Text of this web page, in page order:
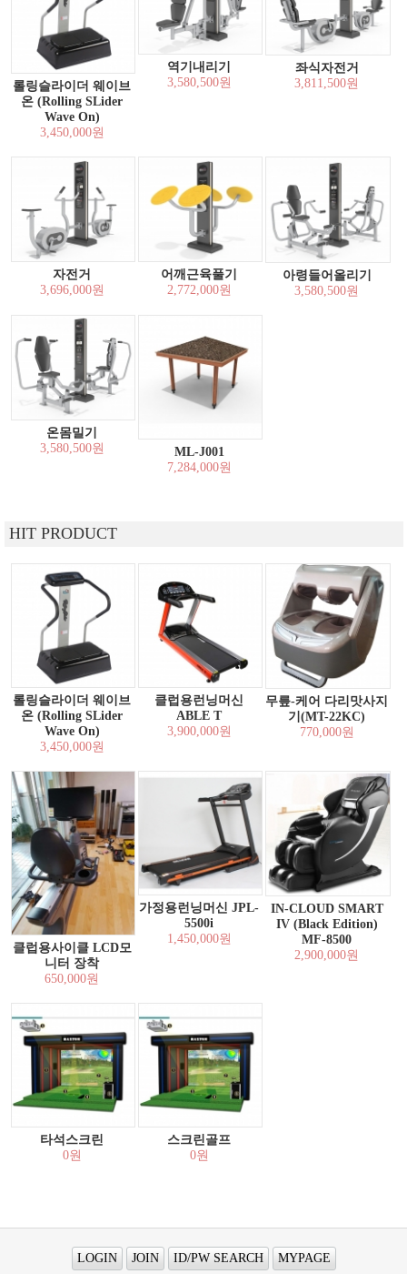
롤링슬라이더 웨이브
온 (Rolling SLider
Wave On)
3,450,000원
역기내리기
3,580,500원
좌식자전거
3,811,500원
자전거
3,696,000원
어깨근육풀기
2,772,000원
아령들어올리기
3,580,500원
온몸밀기
3,580,500원
ML-J001
7,284,000원
HIT PRODUCT
롤링슬라이더 웨이브
온 (Rolling SLider
Wave On)
3,450,000원
클럽용런닝머신
ABLE T
3,900,000원
무릎-케어 다리맛사지
기(MT-22KC)
770,000원
클럽용사이클 LCD모
니터 장착
650,000원
가정용런닝머신 JPL-
5500i
1,450,000원
IN-CLOUD SMART
IV (Black Edition)
MF-8500
2,900,000원
타석스크린
0원
스크린골프
0원
LOGIN JOIN ID/PW SEARCH MYPAGE